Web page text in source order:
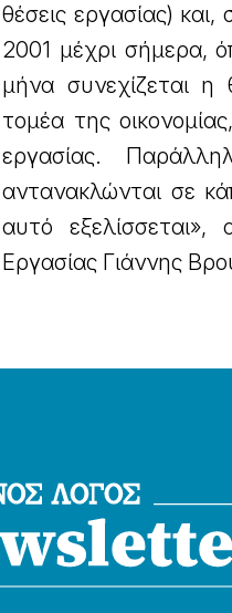
θέσεις εργασίας)
2001 μέχρι σήμερα,
μήνα συνεχίζεται η
τομέα της
εργασίας.
αντανακλώνται σε
αυτό
Εργασίας Γιάννης